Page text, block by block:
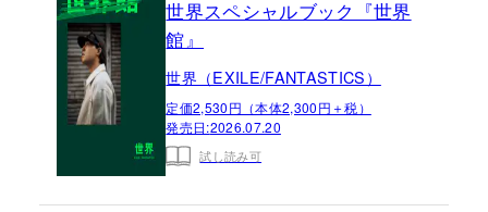
世界スペシャルブック『世界
館』
世界（EXILE/FANTASTICS）
定価2,530円（本体2,300円＋税）
発売日:2026.07.20
試し読み可